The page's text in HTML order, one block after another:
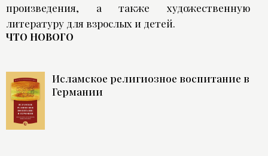
произведения, а также художественную
литературу для взрослых и детей.
ЧТО НОВОГО
Исламское религиозное воспитание в
Германии